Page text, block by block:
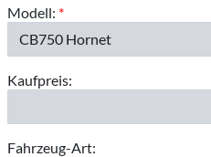
Modell: *
Kaufpreis:
Fahrzeug-Art: